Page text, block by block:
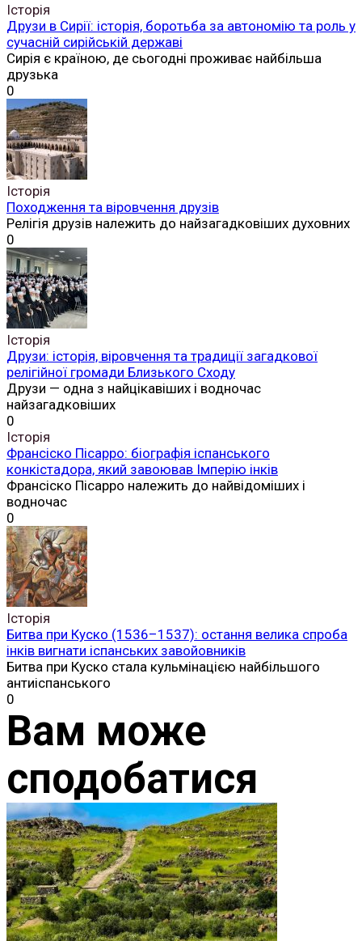
Історія
Друзи в Сирії: історія, боротьба за автономію та роль у
сучасній сирійській державі
Сирія є країною, де сьогодні проживає найбільша
друзька
0
Історія
Походження та віровчення друзів
Релігія друзів належить до найзагадковіших духовних
0
Історія
Друзи: історія, віровчення та традиції загадкової
релігійної громади Близького Сходу
Друзи — одна з найцікавіших і водночас
найзагадковіших
0
Історія
Франсіско Пісарро: біографія іспанського
конкістадора, який завоював Імперію інків
Франсіско Пісарро належить до найвідоміших і
водночас
0
Історія
Битва при Куско (1536–1537): остання велика спроба
інків вигнати іспанських завойовників
Битва при Куско стала кульмінацією найбільшого
антиіспанського
0
Вам може
сподобатися